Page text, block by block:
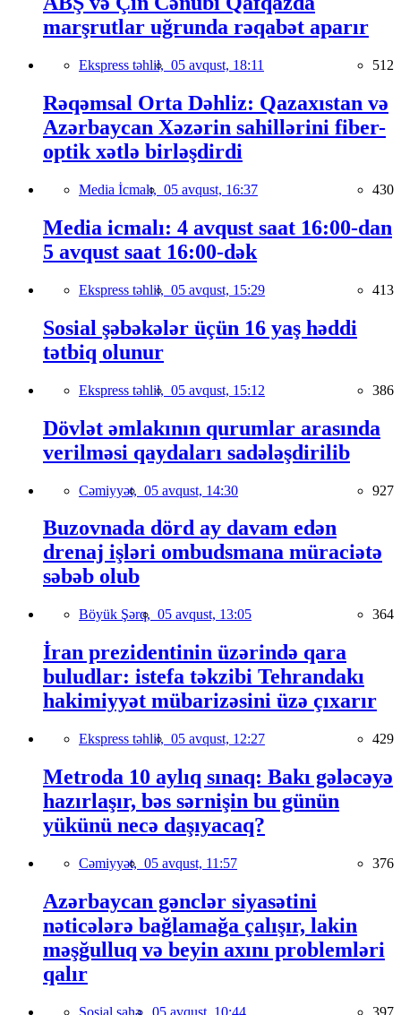
marşrutlar uğrunda rəqabət aparır
Ekspress təhlil, 05 avqust, 18:11 512
Rəqəmsal Orta Dəhliz: Qazaxıstan və
Azərbaycan Xəzərin sahillərini fiber-
optik xətlə birləşdirdi
Media İcmalı, 05 avqust, 16:37 430
Media icmalı: 4 avqust saat 16:00-dan
5 avqust saat 16:00-dək
Ekspress təhlil, 05 avqust, 15:29 413
Sosial şəbəkələr üçün 16 yaş həddi
tətbiq olunur
Ekspress təhlil, 05 avqust, 15:12 386
Dövlət əmlakının qurumlar arasında
verilməsi qaydaları sadələşdirilib
Cəmiyyət, 05 avqust, 14:30 927
Buzovnada dörd ay davam edən
drenaj işləri ombudsmana müraciətə
səbəb olub
Böyük Şərq, 05 avqust, 13:05 364
İran prezidentinin üzərində qara
buludlar: istefa təkzibi Tehrandakı
hakimiyyət mübarizəsini üzə çıxarır
Ekspress təhlil, 05 avqust, 12:27 429
Metroda 10 aylıq sınaq: Bakı gələcəyə
hazırlaşır, bəs sərnişin bu günün
yükünü necə daşıyacaq?
Cəmiyyət, 05 avqust, 11:57 376
Azərbaycan gənclər siyasətini
nəticələrə bağlamağa çalışır, lakin
məşğulluq və beyin axını problemləri
qalır
Sosial sahə, 05 avqust, 10:44 397